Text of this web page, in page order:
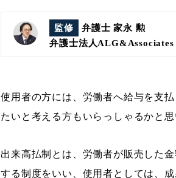
監修
弁護士 家永 勲
弁護士法人
使用者の方には、労働者へ給与を支
たいと考える方もいらっしゃるかと思
出来高払制とは、労働者が販売した
する制度をいい、使用者としては、